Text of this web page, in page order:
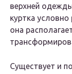
верхней
куртка условно
она
Существует и